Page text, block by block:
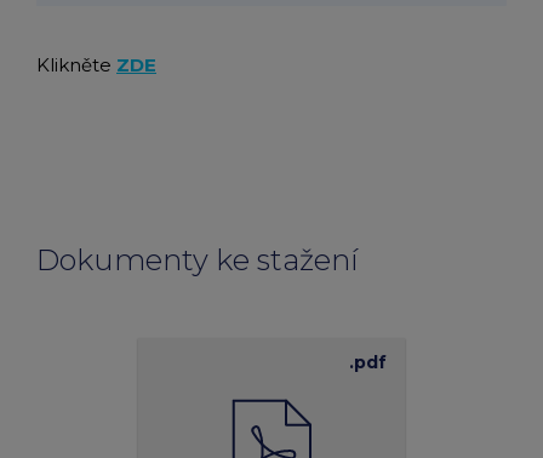
Klikněte ZDE
Dokumenty ke stažení
.pdf